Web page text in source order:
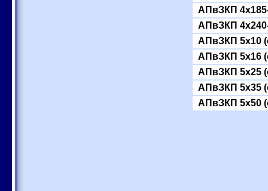
АПвЗКП
АПвЗКП
АПвЗКП 5x10
АПвЗКП 5x16
АПвЗКП 5x25
АПвЗКП 5x35
АПвЗКП 5x50